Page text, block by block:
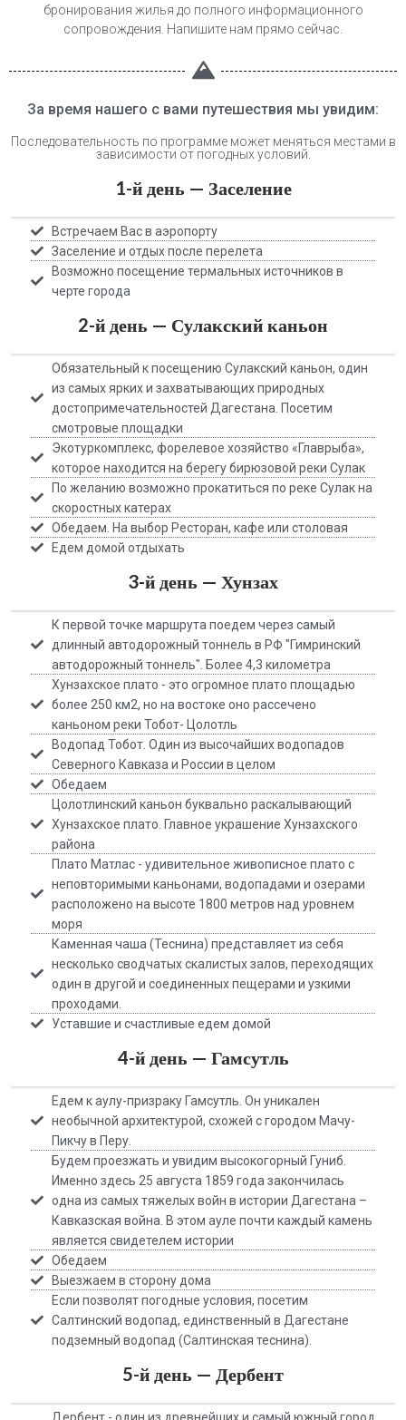
бронирования жилья до полного информационного
сопровождения. Напишите нам прямо сейчас.
За время нашего с вами путешествия мы увидим:
Последовательность по программе может меняться местами в
зависимости от погодных условий.
1-й день — Заселение
Встречаем Вас в аэропорту
Заселение и отдых после перелета
Возможно посещение термальных источников в
черте города
2-й день — Сулакский каньон
Обязательный к посещению Сулакский каньон, один
из самых ярких и захватывающих природных
достопримечательностей Дагестана. Посетим
смотровые площадки
Экотуркомплекс, форелевое хозяйство «Главрыба»,
которое находится на берегу бирюзовой реки Сулак
По желанию возможно прокатиться по реке Сулак на
скоростных катерах
Обедаем. На выбор Ресторан, кафе или столовая
Едем домой отдыхать
3-й день — Хунзах
К первой точке маршрута поедем через самый
длинный автодорожный тоннель в РФ "Гимринский
автодорожный тоннель". Более 4,3 километра
Хунзахское плато - это огромное плато площадью
более 250 км2, но на востоке оно рассечено
каньоном реки Тобот- Цолотль
Водопад Тобот. Один из высочайших водопадов
Северного Кавказа и России в целом
Обедаем
Цолотлинский каньон буквально раскалывающий
Хунзахское плато. Главное украшение Хунзахского
района
Плато Матлас - удивительное живописное плато с
неповторимыми каньонами, водопадами и озерами
расположено на высоте 1800 метров над уровнем
моря
Каменная чаша (Теснина) представляет из себя
несколько сводчатых скалистых залов, переходящих
один в другой и соединенных пещерами и узкими
проходами.
Уставшие и счастливые едем домой
4-й день — Гамсутль
Едем к аулу-призраку Гамсутль. Он уникален
необычной архитектурой, схожей с городом Мачу-
Пикчу в Перу.
Будем проезжать и увидим высокогорный Гуниб.
Именно здесь 25 августа 1859 года закончилась
одна из самых тяжелых войн в истории Дагестана –
Кавказская война. В этом ауле почти каждый камень
является свидетелем истории
Обедаем
Выезжаем в сторону дома
Если позволят погодные условия, посетим
Салтинский водопад, единственный в Дагестане
подземный водопад (Салтинская теснина).
5-й день — Дербент